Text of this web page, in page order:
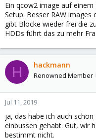
Ein qcow2 image auf
Setup. Besser RAW
gibt Blöcke wieder frei die
HDDs führt das zu mehr
H hackmann
Renowned Member
Jul 11, 2019
ja, das habe ich auch
einbussen gehabt. Gut, wir
bestimmt nicht.